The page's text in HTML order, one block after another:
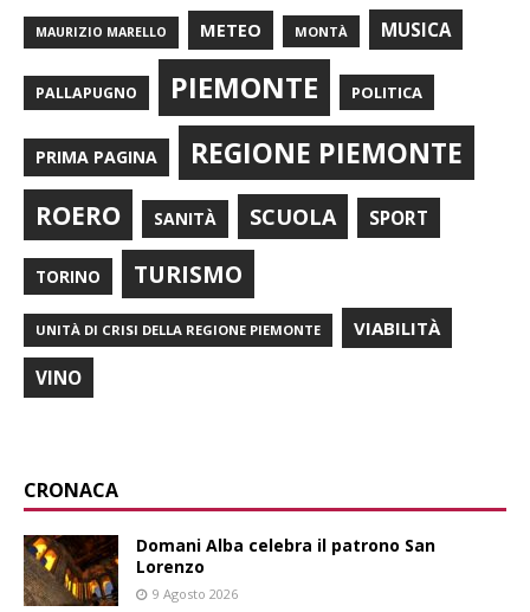
MAURIZIO MARELLO METEO MONTÀ MUSICA
PALLAPUGNO PIEMONTE POLITICA
PRIMA PAGINA REGIONE PIEMONTE
ROERO SANITÀ SCUOLA SPORT
TORINO TURISMO
UNITÀ DI CRISI DELLA REGIONE PIEMONTE VIABILITÀ
VINO
CRONACA
Domani Alba celebra il patrono San
Lorenzo
9 Agosto 2026